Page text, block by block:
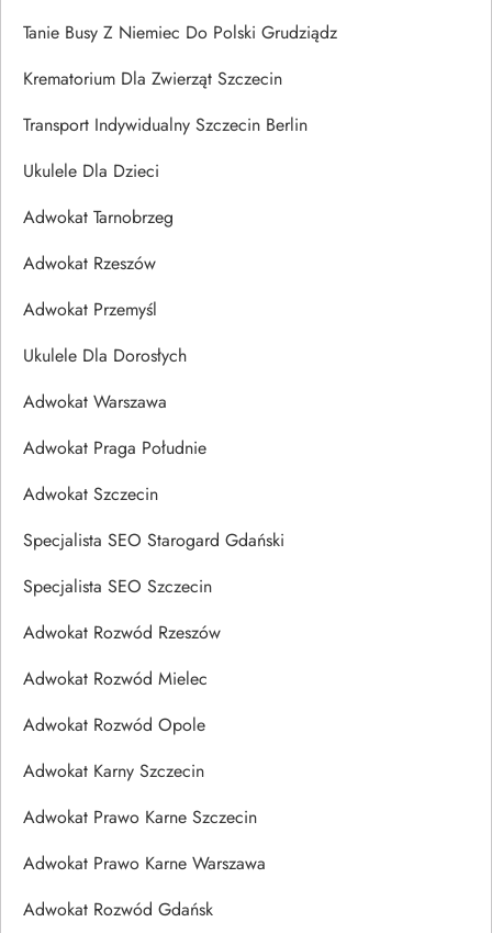
Tanie Busy Z Niemiec Do Polski Grudziądz
Krematorium Dla Zwierząt Szczecin
Transport Indywidualny Szczecin Berlin
Ukulele Dla Dzieci
Adwokat Tarnobrzeg
Adwokat Rzeszów
Adwokat Przemyśl
Ukulele Dla Dorosłych
Adwokat Warszawa
Adwokat Praga Południe
Adwokat Szczecin
Specjalista SEO Starogard Gdański
Specjalista SEO Szczecin
Adwokat Rozwód Rzeszów
Adwokat Rozwód Mielec
Adwokat Rozwód Opole
Adwokat Karny Szczecin
Adwokat Prawo Karne Szczecin
Adwokat Prawo Karne Warszawa
Adwokat Rozwód Gdańsk